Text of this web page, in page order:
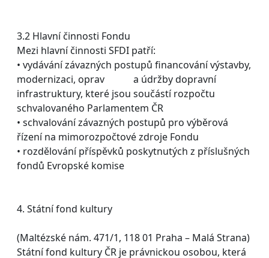
3.2 Hlavní činnosti Fondu
Mezi hlavní činnosti SFDI patří:
• vydávání závazných postupů financování výstavby,
modernizaci, oprav a údržby dopravní
infrastruktury, které jsou součástí rozpočtu
schvalovaného Parlamentem ČR
• schvalování závazných postupů pro výběrová
řízení na mimorozpočtové zdroje Fondu
• rozdělování příspěvků poskytnutých z příslušných
fondů Evropské komise
4. Státní fond kultury
(Maltézské nám. 471/1, 118 01 Praha – Malá Strana)
Státní fond kultury ČR je právnickou osobou, která